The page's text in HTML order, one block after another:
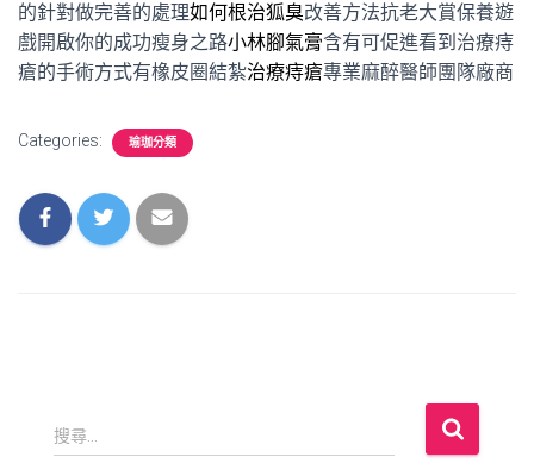
的針對做完善的處理如何根治狐臭改善方法抗老大賞保養遊
戲開啟你的成功瘦身之路小林腳氣膏含有可促進看到治療痔
瘡的手術方式有橡皮圈結紮治療痔瘡專業麻醉醫師團隊廠商
Categories: 瑜珈分類
搜
尋
搜尋...